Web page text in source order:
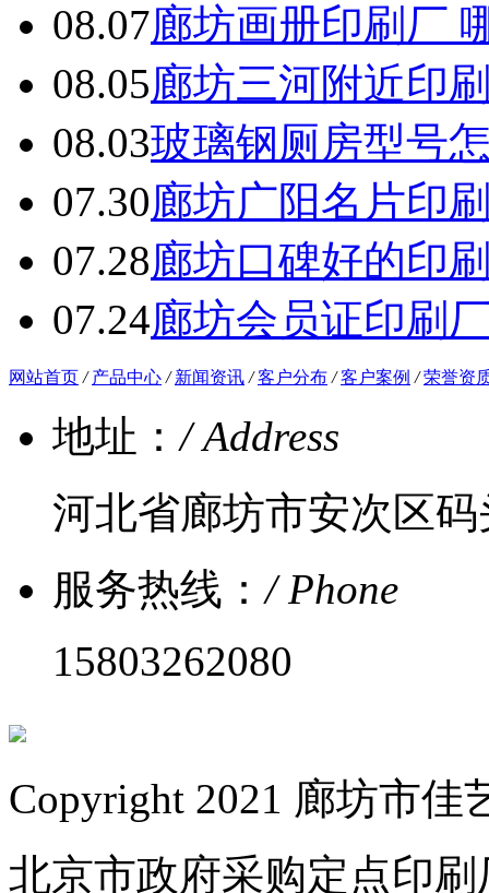
08.07廊坊画册印刷厂
08.05廊坊三河附近印
08.03玻璃钢厕房型号
07.30廊坊广阳名片印
07.28廊坊口碑好的印
07.24廊坊会员证印刷
网站首页 / 产品中心 / 新闻资讯 / 客户分布 / 客户案例 / 荣誉资
地址：/ Address
河北省廊坊市安次区码
服务热线：/ Phone
15803262080
Copyright 2021 廊坊市
北京市政府采购定点印